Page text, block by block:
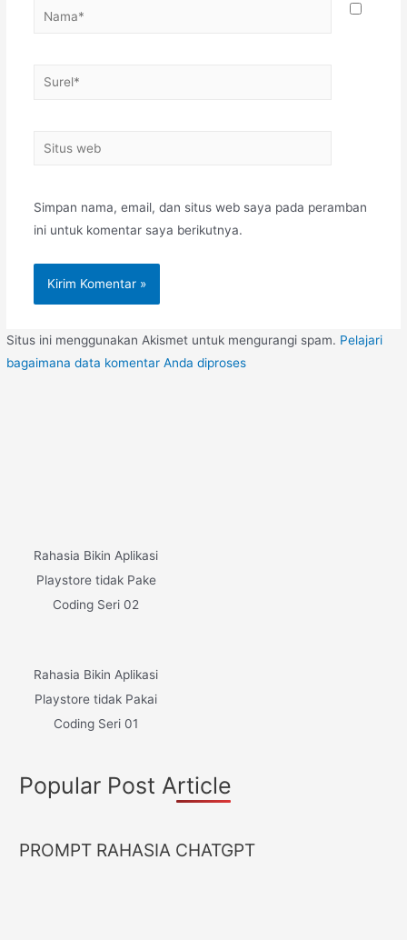
Nama*
Surel*
Situs
Simpan nama, email, dan situs web saya pada peramban
ini untuk komentar saya berikutnya.
Situs ini menggunakan Akismet untuk mengurangi spam. Pelajari
bagaimana data komentar Anda diproses
Rahasia Bikin Aplikasi
Playstore tidak Pake
Coding Seri 02
Rahasia Bikin Aplikasi
Playstore tidak Pakai
Coding Seri 01
Popular Post Article
PROMPT RAHASIA CHATGPT